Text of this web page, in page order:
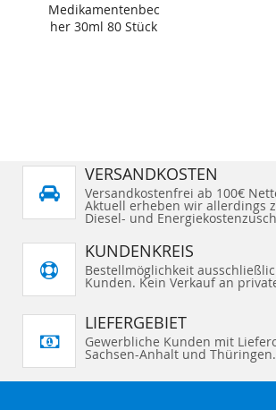
Medikamentenbec
her 30ml 80 Stück
VERSANDKOSTEN
Versandkostenfrei ab 100€
Aktuell erheben wir allerdings
Diesel- und
KUNDENKREIS
Bestellmöglichkeit
Kunden. Kein Verkauf an
LIEFERGEBIET
Gewerbliche Kunden mit
Sachsen-Anhalt und Thüringen.